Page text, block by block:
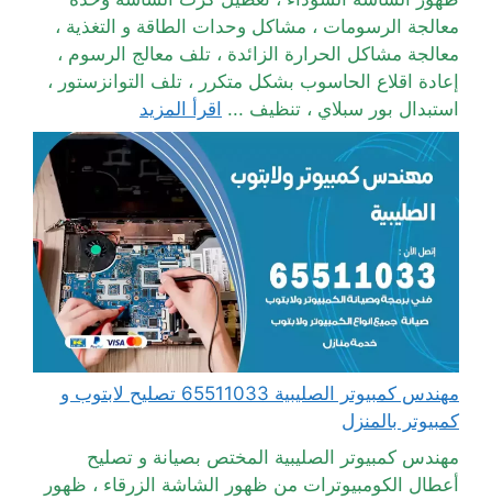
معالجة الرسومات ، مشاكل وحدات الطاقة و التغذية ،
معالجة مشاكل الحرارة الزائدة ، تلف معالج الرسوم ،
إعادة اقلاع الحاسوب بشكل متكرر ، تلف التوانزستور ،
استبدال بور سبلاي ، تنظيف ... اقرأ المزيد
مهندس كمبيوتر الصليبية 65511033 تصليح لابتوب و
كمبيوتر بالمنزل
مهندس كمبيوتر الصليبية المختص بصيانة و تصليح
أعطال الكومبيوترات من ظهور الشاشة الزرقاء ، ظهور